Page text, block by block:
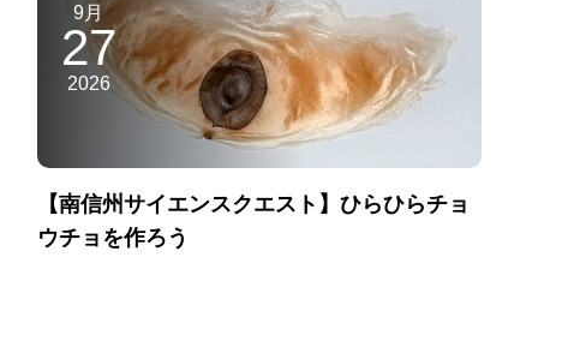
9月
27
2026
【南信州サイエンスクエスト】ひらひらチョ
ウチョを作ろう